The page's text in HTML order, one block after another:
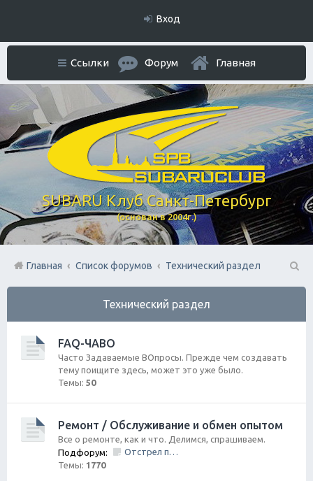
Вход
SUBARU Клуб Санкт-Петербург
(основан в 2004г.)
Ссылки Форум Главная
Главная Список форумов
Технический раздел
П
Технический раздел
FAQ-ЧАВО
Часто Задаваемые ВОпросы. Прежде чем создавать
тему поищите здесь, может это уже было.
Темы: 50
Ремонт / Обслуживание и обмен опытом
Все о ремонте, как и что. Делимся, спрашиваем.
Подфорум:
Отстрел пистолета/НЕ заправить/Ошибки по вентиляции Бензо Бака
Темы: 1770